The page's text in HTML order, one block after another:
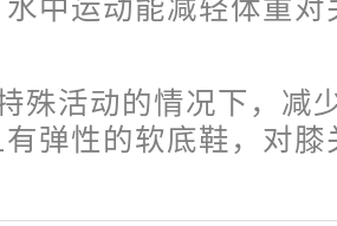
殊活动的情况下，减
弹性的软底鞋，对